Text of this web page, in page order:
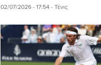
02/07/2026 - 17:54 - Τένις